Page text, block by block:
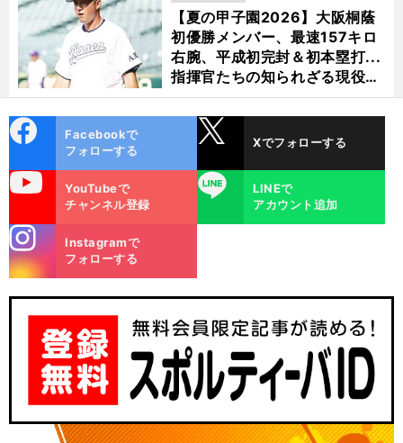
【夏の甲子園2026】大阪桐蔭
初優勝メンバー、最速157キロ
右腕、平成初完封＆初本塁打...
指揮官たちの知られざる現役時
代
ok
Facebookで
フォローする
Xでフォローする
YouTubeで
チャンネル登録
LINE
LINEで
アカウント追加
m
Instagramで
フォローする